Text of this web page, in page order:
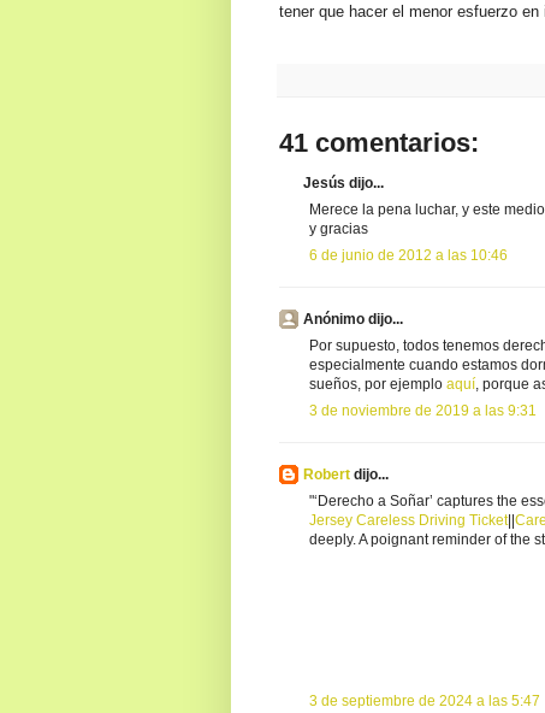
tener que hacer el menor esfuerzo en
41 comentarios:
Jesús dijo...
Merece la pena luchar, y este
y gracias
6 de junio de 2012 a las 10:46
Anónimo dijo...
Por supuesto, todos tenemos
especialmente cuando estamos
sueños, por ejemplo aquí , porque
3 de noviembre de 2019 a las 9:31
Robert dijo...
"‘Derecho a Soñar’ captures the
Jersey Careless Driving Ticket||
deeply. A poignant reminder of the
3 de septiembre de 2024 a las 5:47